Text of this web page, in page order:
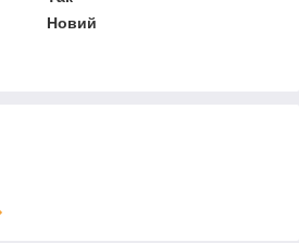
Новий